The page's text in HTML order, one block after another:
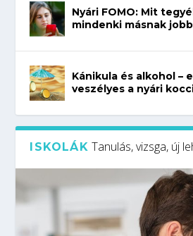
Nyári FOMO: Mit
mindenki másnak jobb
Kánikula és alkohol –
veszélyes a nyári
ISKOLÁK Tanulás, vizsga, új